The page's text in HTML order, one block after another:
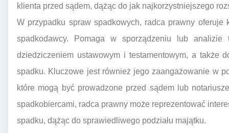
klienta przed sądem, dążąc do jak najkorzystniejszego
W przypadku spraw spadkowych, radca prawny oferuje
spadkodawcy. Pomaga w sporządzeniu lub
dziedziczeniem ustawowym i testamentowym, a także
spadku. Kluczowe jest również jego zaangażowanie w
które mogą być prowadzone przed sądem lub
spadkobiercami, radca prawny może reprezentować
spadku, dążąc do sprawiedliwego podziału majątku.